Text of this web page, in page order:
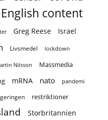
English content
Greg Reese
Israel
Livsmedel lockdown
Nilsson Massmedia
mRNA nato pandemi
restriktioner
Storbritannien